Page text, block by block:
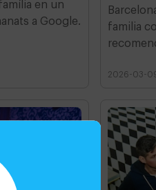
en un
a Google.
familia
2026-03-